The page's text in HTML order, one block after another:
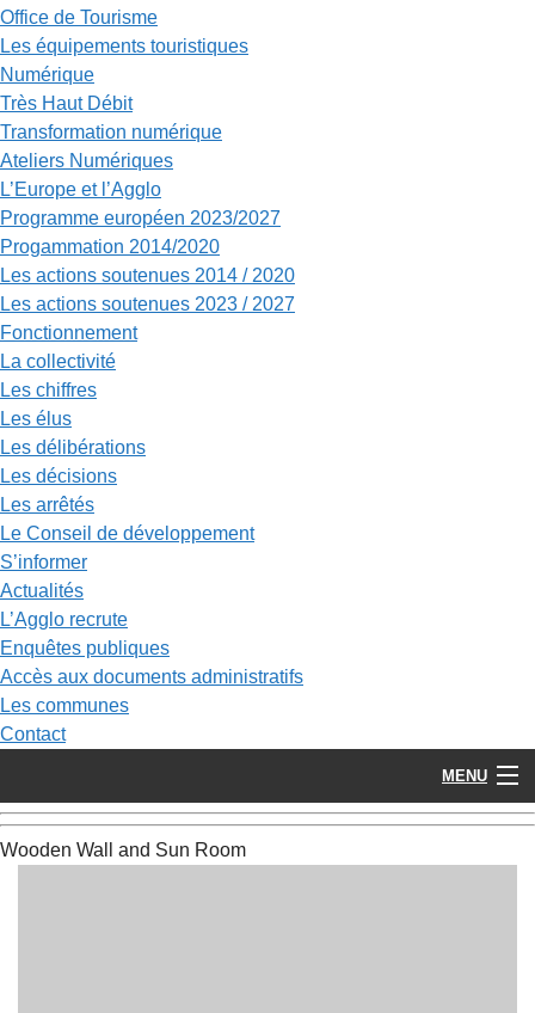
Office de Tourisme
Les équipements touristiques
Numérique
Très Haut Débit
Transformation numérique
Ateliers Numériques
L’Europe et l’Agglo
Programme européen 2023/2027
Progammation 2014/2020
Les actions soutenues 2014 / 2020
Les actions soutenues 2023 / 2027
Fonctionnement
La collectivité
Les chiffres
Les élus
Les délibérations
Les décisions
Les arrêtés
Le Conseil de développement
S’informer
Actualités
L’Agglo recrute
Enquêtes publiques
Accès aux documents administratifs
Les communes
Contact
MENU
Wooden Wall and Sun Room